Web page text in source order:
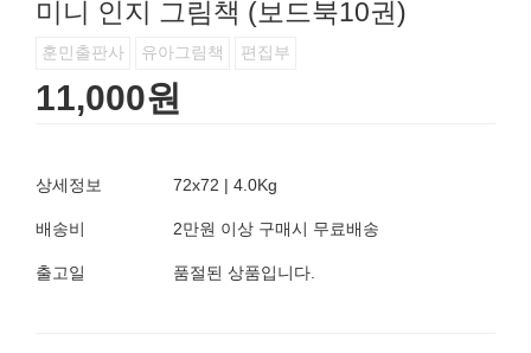
미니 인지 그림책 (보드북10권)
훈민출판사 유아그림책 편집부
11,000원
상세정보 72x72 | 4.0Kg
배송비 2만원 이상 구매시 무료배송
출고일 품절된 상품입니다.